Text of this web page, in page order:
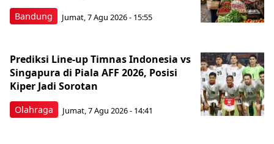
Bandung Jumat, 7 Agu 2026 - 15:55
Olahraga
Prediksi Line-up Timnas Indonesia vs
Singapura di Piala AFF 2026, Posisi
Kiper Jadi Sorotan
Jumat, 7 Agu 2026 - 14:41